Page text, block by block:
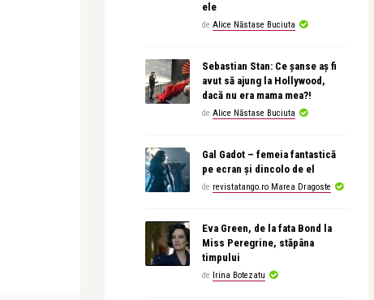
ele
de Alice Năstase Buciuta
Sebastian Stan: Ce șanse aș fi
avut să ajung la Hollywood,
dacă nu era mama mea?!
de Alice Năstase Buciuta
Gal Gadot – femeia fantastică
pe ecran și dincolo de el
de revistatango.ro Marea Dragoste
Eva Green, de la fata Bond la
Miss Peregrine, stăpâna
timpului
de Irina Botezatu